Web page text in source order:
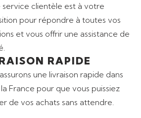
service clientèle est à votre
pour répondre à toutes vos
et vous offrir une assistance de
RAPIDE
une livraison rapide dans
France pour que vous puissiez
de vos achats sans attendre.